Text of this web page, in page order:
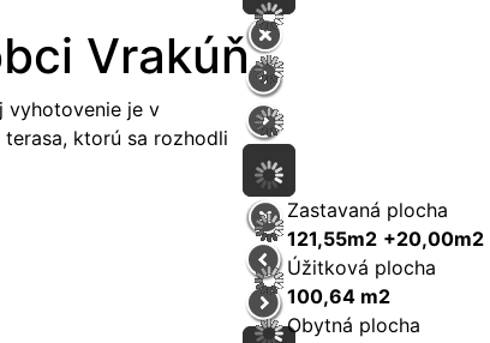
Vrakúň
vyhotovenie je v
ktorú sa rozhodli
Zastavaná plocha
121,55m2 +20,00m2
Úžitková plocha
100,64 m2
Obytná plocha